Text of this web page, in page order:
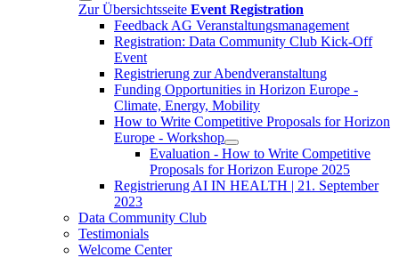
Zur Übersichtsseite Event Registration
Feedback AG Veranstaltungsmanagement
Registration: Data Community Club Kick-Off
Event
Registrierung zur Abendveranstaltung
Funding Opportunities in Horizon Europe -
Climate, Energy, Mobility
How to Write Competitive Proposals for Horizon
Europe - Workshop
Evaluation - How to Write Competitive
Proposals for Horizon Europe 2025
Registrierung AI IN HEALTH | 21. September
2023
Data Community Club
Testimonials
Welcome Center